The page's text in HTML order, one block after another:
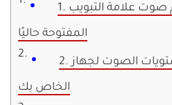
1. تحقق مما إذا تم كتم صوت علامة التبويب
المفتوحة حاليًا
2. تحقق من مستويات الصوت لجهاز MAC
الخاص بك